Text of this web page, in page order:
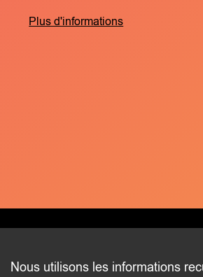
Plus d'informations
Nous utilisons les informations